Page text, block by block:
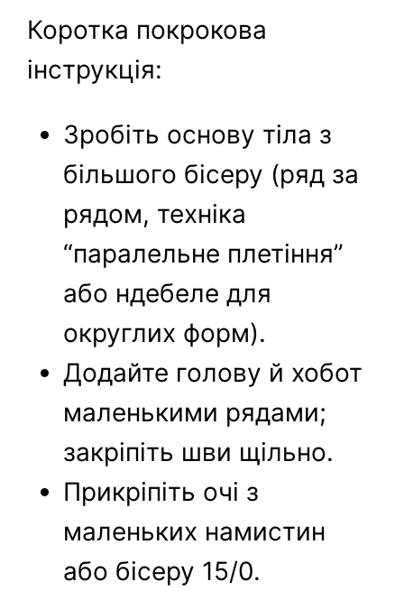
Коротка покрокова
інструкція:
Зробіть основу тіла з
більшого бісеру (ряд за
рядом, техніка
“паралельне плетіння”
або ндебеле для
округлих форм).
Додайте голову й хобот
маленькими рядами;
закріпіть шви щільно.
Прикріпіть очі з
маленьких намистин
або бісеру 15/0.